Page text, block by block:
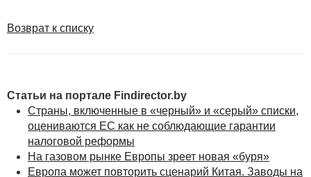
Возврат к списку
Статьи на портале Findirector.by
Страны, включенные в «черный» и «серый» списки,
оцениваются ЕС как не соблюдающие гарантии
налоговой реформы
На газовом рынке Европы зреет новая «буря»
Европа может повторить сценарий Китая. Заводы на